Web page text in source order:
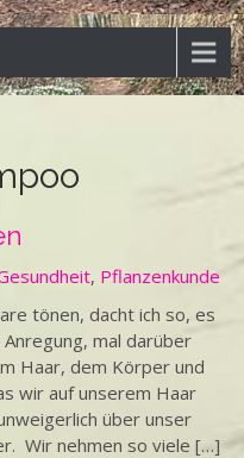
, Pflanzenkunde
tönen, dacht ich so, es
mal darüber
Haar, dem Körper und
wir auf unserem Haar
über unser
Wir nehmen so viele […]